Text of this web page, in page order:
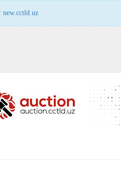
new.cctld.uz